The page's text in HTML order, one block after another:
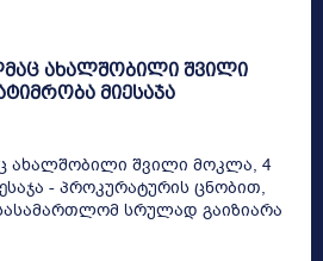
ახალშობილი შვილი
მიესაჯა
ახალშობილი შვილი მოკლა, 4
- პროკურატურის ცნობით,
სრულად გაიზიარა